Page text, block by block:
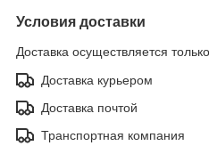
Условия доставки
Доставка осуществляется
Доставка курьером
Доставка почтой
Транспортная компания